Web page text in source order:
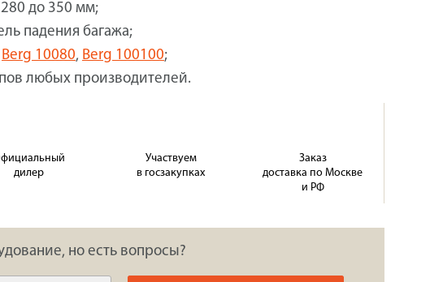
до 350 мм;
падения багажа;
Berg 10080, Berg 100100;
любых производителей.
дилер
Участвуем
в госзакупках
Заказ
доставка по Москве
и РФ
но есть вопросы?